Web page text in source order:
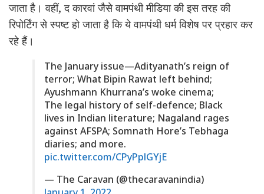
जाता है। वहीं, द कारवां जैसे वामपंथी मीडिया की इस तरह की
रिपोर्टिंग से स्पष्ट हो जाता है कि ये वामपंथी धर्म विशेष पर प्रहार कर
रहे हैं।
The January issue—Adityanath’s reign of
terror; What Bipin Rawat left behind;
Ayushmann Khurrana’s woke cinema;
The legal history of self-defence; Black
lives in Indian literature; Nagaland rages
against AFSPA; Somnath Hore’s Tebhaga
diaries; and more.
pic.twitter.com/CPyPplGYjE
— The Caravan (@thecaravanindia)